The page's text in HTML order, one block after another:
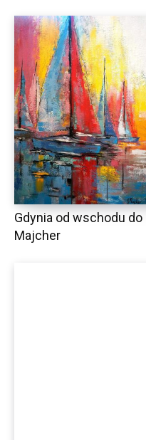
Gdynia od wschodu
Majcher